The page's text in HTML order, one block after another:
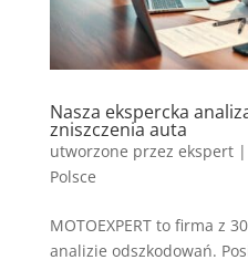
Nasza ekspercka
zniszczenia auta
utworzone przez ekspert|
Polsce
MOTOEXPERT to firma z
analizie odszkodowań.